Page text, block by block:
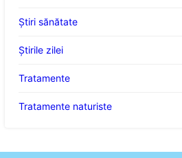
Ştiri sănătate
Știrile zilei
Tratamente
Tratamente naturiste